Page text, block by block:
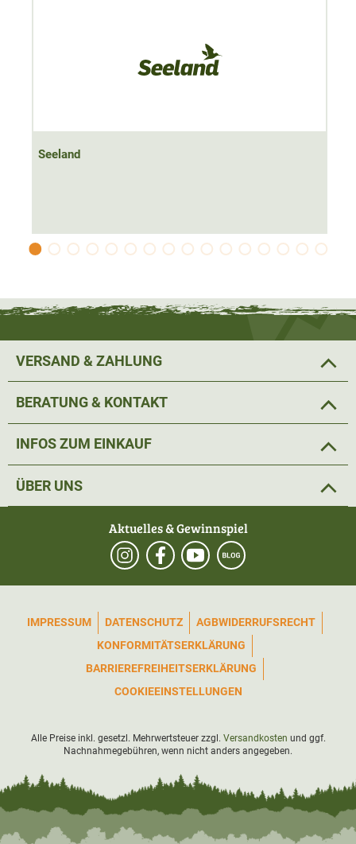
Seeland
VERSAND & ZAHLUNG
BERATUNG & KONTAKT
INFOS ZUM EINKAUF
ÜBER UNS
Aktuelles & Gewinnspiel
IMPRESSUM DATENSCHUTZ AGBWIDERRUFSRECHT
KONFORMITÄTSERKLÄRUNG
BARRIEREFREIHEITSERKLÄRUNG
COOKIEEINSTELLUNGEN
Alle Preise inkl. gesetzl. Mehrwertsteuer zzgl. Versandkosten und ggf.
Nachnahmegebühren, wenn nicht anders angegeben.